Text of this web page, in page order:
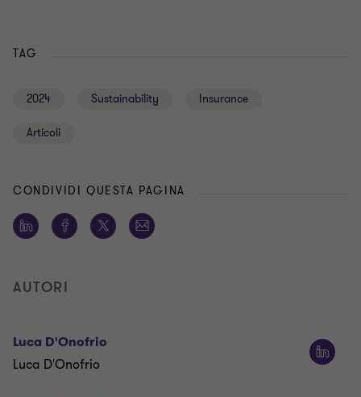
TAG
2024 Sustainability Insurance
Articoli
CONDIVIDI QUESTA PAGINA
AUTORI
Luca D'Onofrio
Luca D'Onofrio